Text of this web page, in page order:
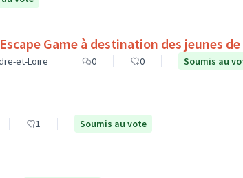
Game à destination des jeunes de
et-Loire 0 0 Soumis au
1 Soumis au vote